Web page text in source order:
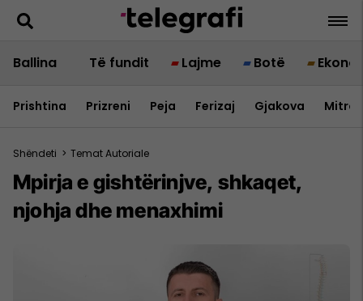
Ballina Të fundit Lajme Botë
Prishtina Prizreni Peja Ferizaj Gjakova
Shëndeti > Temat Autoriale
Mpirja e gishtërinjve, shkaqet,
njohja dhe menaxhimi